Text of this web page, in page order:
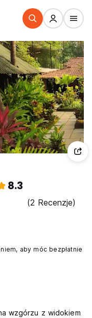
8.3
(2 Recenzje)
aby móc bezpłatnie
wzgórzu z widokiem